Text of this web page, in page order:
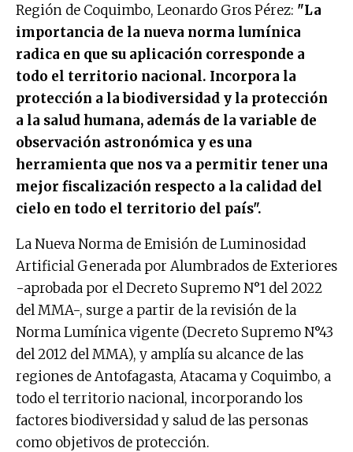
Región de Coquimbo, Leonardo Gros Pérez: "La
importancia de la nueva norma lumínica
radica en que su aplicación corresponde a
todo el territorio nacional. Incorpora la
protección a la biodiversidad y la protección
a la salud humana, además de la variable de
observación astronómica y es una
herramienta que nos va a permitir tener una
mejor fiscalización respecto a la calidad del
cielo en todo el territorio del país".
La Nueva Norma de Emisión de Luminosidad
Artificial Generada por Alumbrados de Exteriores
-aprobada por el Decreto Supremo N°1 del 2022
del MMA-, surge a partir de la revisión de la
Norma Lumínica vigente (Decreto Supremo N°43
del 2012 del MMA), y amplía su alcance de las
regiones de Antofagasta, Atacama y Coquimbo, a
todo el territorio nacional, incorporando los
factores biodiversidad y salud de las personas
como objetivos de protección.